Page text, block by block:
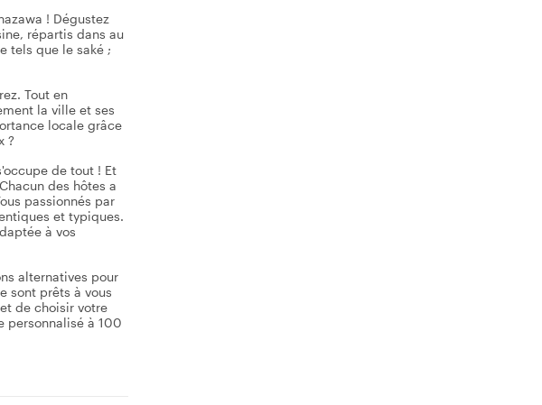
! Dégustez
répartis dans au
tels que le saké ;
Tout en
la ville et ses
locale grâce
?
de tout ! Et
des hôtes a
passionnés par
et typiques.
à vos
alternatives pour
sont prêts à vous
de choisir votre
personnalisé à 100